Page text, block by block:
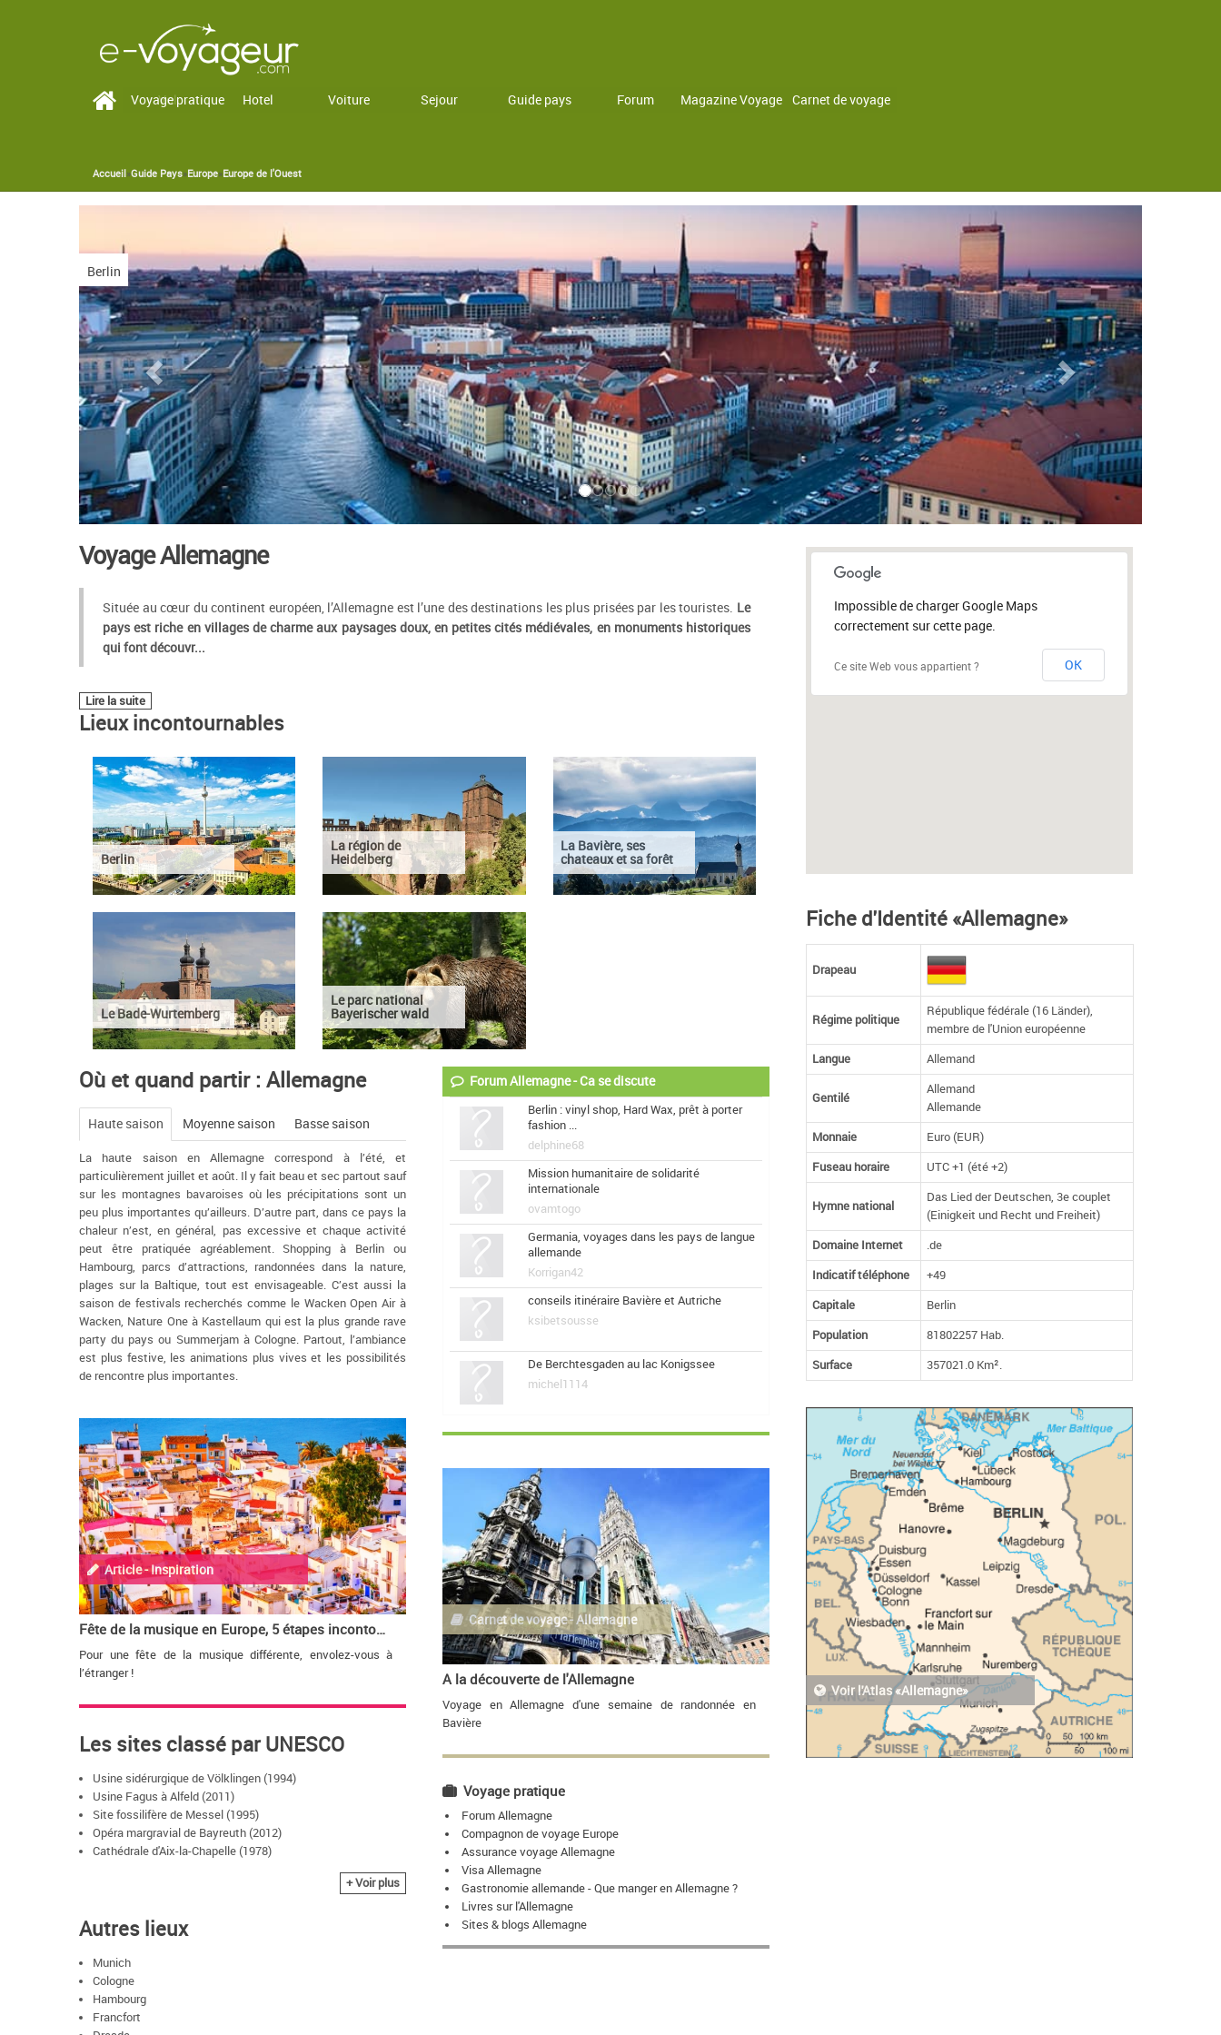
Vol Hotel Voiture Sejour Guide pays Forum Magazine Voyage Carnet de voyage
Voyage pratique
You are here
Accueil»Guide Pays»Europe»Europe de l'Ouest
La région de Heidelberg
Previous Next
Voyage Allemagne
Située au cœur du continent européen, l’Allemagne est l’une des destinations les plus prisées par les touristes. Le
pays est riche en villages de charme aux paysages doux, en petites cités médiévales, en monuments historiques
qui font découvr...
Lire la suite
Lieux incontournables
Berlin
La région de
Heidelberg
La Bavière, ses
chateaux et sa forêt
Le Bade-Wurtemberg
Le parc national
Bayerischer wald
Où et quand partir : Allemagne
Haute saison Moyenne saison Basse saison
La haute saison en Allemagne correspond à l’été, et
particulièrement juillet et août. Il y fait beau et sec partout sauf
sur les montagnes bavaroises où les précipitations sont un
peu plus importantes qu’ailleurs. D’autre part, dans ce pays la
chaleur n’est, en général, pas excessive et chaque activité
peut être pratiquée agréablement. Shopping à Berlin ou
Hambourg, parcs d’attractions, randonnées dans la nature,
plages sur la Baltique, tout est envisageable. C’est aussi la
saison de festivals recherchés comme le Wacken Open Air à
Wacken, Nature One à Kastellaum qui est la plus grande rave
party du pays ou Summerjam à Cologne. Partout, l’ambiance
est plus festive, les animations plus vives et les possibilités
de rencontre plus importantes.
Article - Inspiration
Fête de la musique en Europe, 5 étapes incontournables !
Pour une fête de la musique différente, envolez-vous à
l’étranger !
Les sites classé par UNESCO
Usine sidérurgique de Völklingen (1994)
Usine Fagus à Alfeld (2011)
Site fossilifère de Messel (1995)
Opéra margravial de Bayreuth (2012)
Cathédrale d'Aix-la-Chapelle (1978)
Le Bauhaus et ses sites à Weimar et Dessau (1996)
Résidence de Wurtzbourg avec les jardins de la Cour et la
place de la Résidence (1981)
Monuments commémoratifs de Luther à Eisleben et
Wittenberg (1996)
+ Voir plus
Autres lieux
Munich
Cologne
Hambourg
Francfort
Forum Allemagne - Ca se discute
Berlin : vinyl shop, Hard Wax, prêt à porter
fashion ...
delphine68
Mission humanitaire de solidarité
internationale
ovamtogo
Germania, voyages dans les pays de langue
allemande
Korrigan42
conseils itinéraire Bavière et Autriche
ksibetsousse
De Berchtesgaden au lac Konigssee
michel1114
Carnet de voyage - Allemagne
A la découverte de l'Allemagne
Voyage en Allemagne d'une semaine de randonnée en
Bavière
Voyage pratique
Forum Allemagne
Compagnon de voyage Europe
Assurance voyage Allemagne
Visa Allemagne
Gastronomie allemande - Que manger en Allemagne ?
Livres sur l'Allemagne
Sites & blogs Allemagne
Impossible de charger Google Maps
correctement sur cette page.
Ce site Web vous appartient ? OK
Fiche d'Identité «Allemagne»
Drapeau
Régime politique
République fédérale (16 Länder),
membre de l'Union européenne
Langue
Allemand
Gentilé
Allemand
Allemande
Monnaie
Euro (EUR)
Fuseau horaire
UTC +1 (été +2)
Hymne national
Das Lied der Deutschen, 3e couplet
(Einigkeit und Recht und Freiheit)
Domaine Internet
.de
Indicatif téléphone
+49
Capitale
Berlin
Population
81802257 Hab.
Surface
357021.0 Km².
Voir l'Atlas «Allemagne»